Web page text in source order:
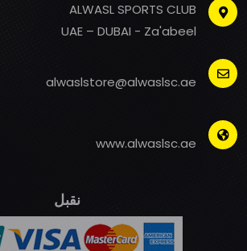
ALWASL SPORTS CLUB
UAE – DUBAI - Za'abeel
alwaslstore@alwaslsc.ae
www.alwaslsc.ae
نقبل